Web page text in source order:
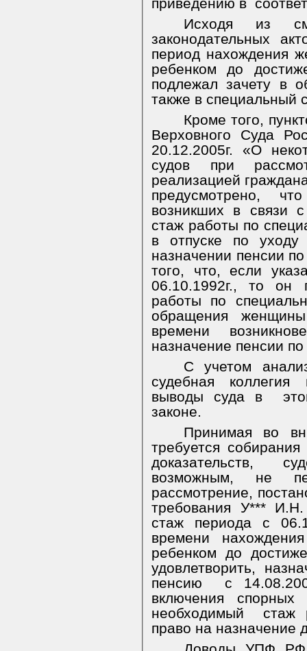
приведению в
Исходя из
законодательных
период нахождения
ребенком до
подлежал зачету в
также в специальный
Кроме того,
Верховного Суда
20.12.2005г. «О
судов при
реализацией
предусмотрено,
возникших в связи
стаж работы по
в отпуске по
назначении пенсии
того, что, если
06.10.1992г., то он
работы по
обращения
времени
назначение пенсии по
С учетом
судебная
выводы суда в
законе.
Принимая во
требуется
доказательств,
возможным, не
рассмотрение,
требования У***
стаж периода с
времени
ребенком до
удовлетворить,
пенсию
с
включения
необходимый
стаж
право на назначение